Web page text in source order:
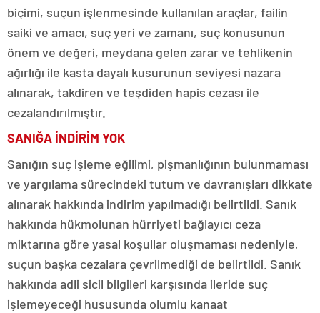
biçimi, suçun işlenmesinde kullanılan araçlar, failin
saiki ve amacı, suç yeri ve zamanı, suç konusunun
önem ve değeri, meydana gelen zarar ve tehlikenin
ağırlığı ile kasta dayalı kusurunun seviyesi nazara
alınarak, takdiren ve teşdiden hapis cezası ile
cezalandırılmıştır.
SANIĞA İNDİRİM YOK
Sanığın suç işleme eğilimi, pişmanlığının bulunmaması
ve yargılama sürecindeki tutum ve davranışları dikkate
alınarak hakkında indirim yapılmadığı belirtildi. Sanık
hakkında hükmolunan hürriyeti bağlayıcı ceza
miktarına göre yasal koşullar oluşmaması nedeniyle,
suçun başka cezalara çevrilmediği de belirtildi. Sanık
hakkında adli sicil bilgileri karşısında ileride suç
işlemeyeceği hususunda olumlu kanaat